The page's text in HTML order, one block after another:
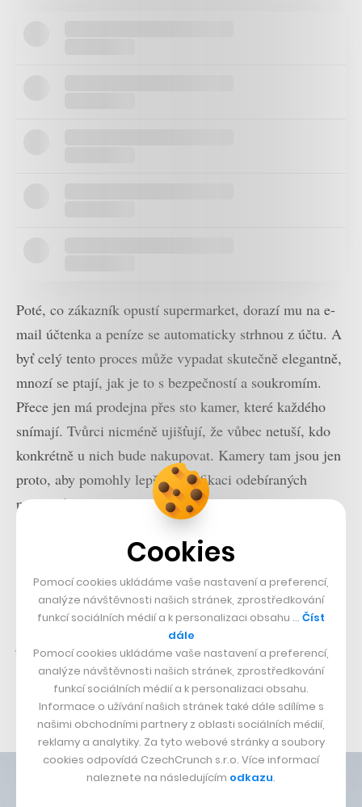
Poté, co zákazník opustí supermarket, dorazí mu na e-
mail účtenka a peníze se automaticky strhnou z účtu. A
byť celý tento proces může vypadat skutečně elegantně,
mnozí se ptají, jak je to s bezpečností a soukromím.
Přece jen má prodejna přes sto kamer, které každého
snímají. Tvůrci nicméně ujišťují, že vůbec netuší, kdo
konkrétně u nich bude nakupovat. Kamery tam jsou jen
proto, aby pomohly lepší identifikaci odebíraných
produktů.
„Neznáme identitu našich zákazníků. Každý má
akorát nákupní košík, který je s tímto číslem spojen.
Kamery pak mimo jiné sledují jednotlivé zákazníky při
procházení obchodu a pomocí barev jejich oblečení je
oddělují od ostatních,“ zmiňují zástupci firmy a
dodávají, že žádné citlivé údaje o nakupujících ani
zpětně nesbírají.
Cookies
Pomocí cookies ukládáme vaše nastavení a preferencí,
analýze návštěvnosti našich stránek, zprostředkování
funkcí sociálních médií a k personalizaci obsahu … Číst
dále
Pomocí cookies ukládáme vaše nastavení a preferencí,
analýze návštěvnosti našich stránek, zprostředkování
funkcí sociálních médií a k personalizaci obsahu.
Informace o užívání našich stránek také dále sdílíme s
našimi obchodními partnery z oblasti sociálních médií,
reklamy a analytiky. Za tyto webové stránky a soubory
cookies odpovídá CzechCrunch s.r.o. Více informací
naleznete na následujícím odkazu.